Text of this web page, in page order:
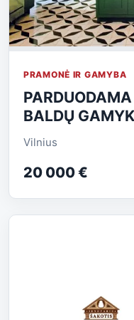
PRAMONĖ IR GAMYBA
BALDŲ
Vilnius
20 000 €